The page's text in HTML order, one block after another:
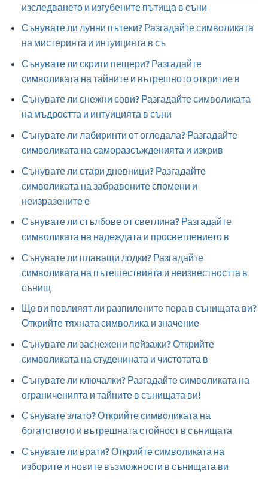
изследването и изгубените пътища в съни
Сънувате ли лунни пътеки? Разгадайте символиката
на мистерията и интуицията в съ
Сънувате ли скрити пещери? Разгадайте
символиката на тайните и вътрешното откритие в
Сънувате ли снежни сови? Разгадайте символиката
на мъдростта и интуицията в съни
Сънувате ли лабиринти от огледала? Разгадайте
символиката на саморазсъжденията и изкрив
Сънувате ли стари дневници? Разгадайте
символиката на забравените спомени и
неизразените е
Сънувате ли стълбове от светлина? Разгадайте
символиката на надеждата и просветлението в
Сънувате ли плаващи лодки? Разгадайте
символиката на пътешествията и неизвестността в
сънищ
Ще ви повлияят ли разпилените пера в сънищата ви?
Открийте тяхната символика и значение
Сънувате ли заснежени пейзажи? Открийте
символиката на студенината и чистотата в
Сънувате ли ключалки? Разгадайте символиката на
ограниченията и тайните в сънищата ви!
Сънувате злато? Открийте символиката на
богатството и вътрешната стойност в сънищата
Сънувате ли врати? Открийте символиката на
изборите и новите възможности в сънищата ви